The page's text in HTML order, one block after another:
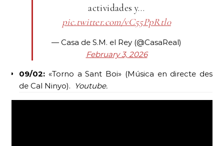
actividades y…
pic.twitter.com/vC55PpRtl0
— Casa de S.M. el Rey (@CasaReal)
February 3, 2026
09/02: «Torno a Sant Boi» (Música en directe des
de Cal Ninyo). Youtube.